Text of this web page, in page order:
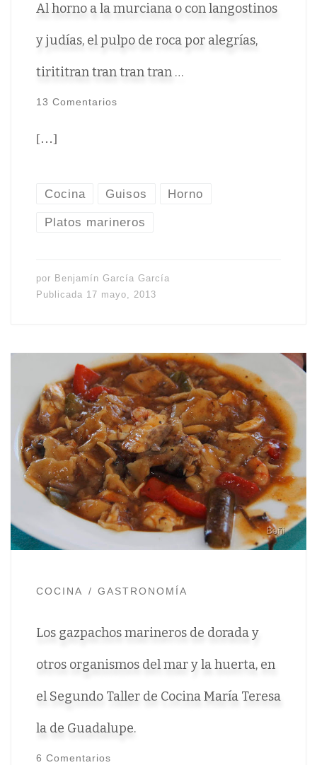
Al horno a la murciana o con langostinos
y judías, el pulpo de roca por alegrías,
tirititran tran tran tran …
13 Comentarios
[…]
Cocina Guisos Horno
Platos marineros
por Benjamín García García
Publicada 17 mayo, 2013
COCINA GASTRONOMÍA
Los gazpachos marineros de dorada y
otros organismos del mar y la huerta, en
el Segundo Taller de Cocina María Teresa
la de Guadalupe.
6 Comentarios